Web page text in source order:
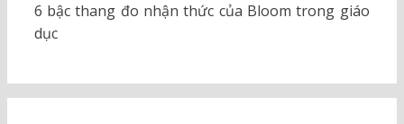
6 bậc thang đo nhận thức của Bloom trong giáo
dục